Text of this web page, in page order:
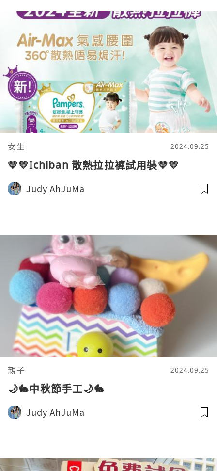
女生 2024.09.25
💛💛Ichiban 散熱拉拉褲試用裝💛💛
Judy AhJuMa
親子 2024.09.25
🌙🐇中秋節手工🌙🐇
Judy AhJuMa